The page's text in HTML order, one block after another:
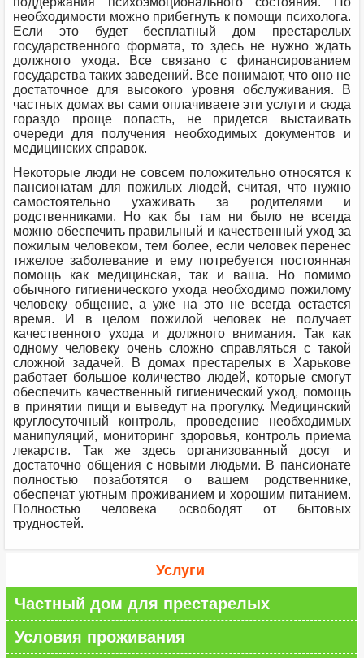
необходимости можно прибегнуть к помощи психолога.
Если это будет бесплатный дом престарелых
государственного формата, то здесь не нужно ждать
должного ухода. Все связано с финансированием
государства таких заведений. Все понимают, что оно не
достаточное для высокого уровня обслуживания. В
частных домах вы сами оплачиваете эти услуги и сюда
гораздо проще попасть, не придется выстаивать
очереди для получения необходимых документов и
медицинских справок.
Некоторые люди не совсем положительно относятся к
пансионатам для пожилых людей, считая, что нужно
самостоятельно ухаживать за родителями и
родственниками. Но как бы там ни было не всегда
можно обеспечить правильный и качественный уход за
пожилым человеком, тем более, если человек перенес
тяжелое заболевание и ему потребуется постоянная
помощь как медицинская, так и ваша. Но помимо
обычного гигиенического ухода необходимо пожилому
человеку общение, а уже на это не всегда остается
время. И в целом пожилой человек не получает
качественного ухода и должного внимания. Так как
одному человеку очень сложно справляться с такой
сложной задачей. В домах престарелых в Харькове
работает большое количество людей, которые смогут
обеспечить качественный гигиенический уход, помощь
в принятии пищи и выведут на прогулку. Медицинский
круглосуточный контроль, проведение необходимых
манипуляций, мониторинг здоровья, контроль приема
лекарств. Так же здесь организованный досуг и
достаточно общения с новыми людьми. В пансионате
полностью позаботятся о вашем родственнике,
обеспечат уютным проживанием и хорошим питанием.
Полностью человека освободят от бытовых
трудностей.
Услуги
Частный дом для престарелых
Условия проживания